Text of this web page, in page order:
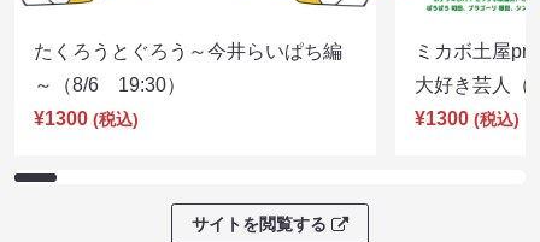
たくろうとぐろう～今井らいぱち編
～（8/6 19:30）
¥1300 (税込)
ミカボ土屋
大好き芸人
¥1300 (税込)
サイトを閲覧する